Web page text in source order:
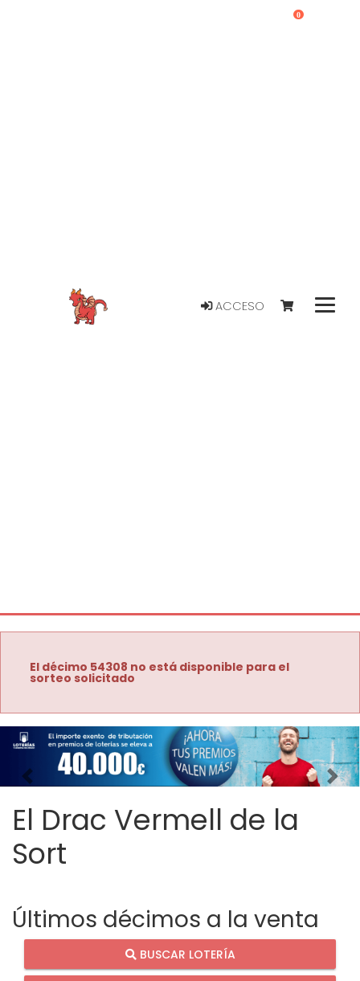
ACCESO
0
El décimo 54308 no está disponible para el
sorteo solicitado
Imagen anterior
El Drac Vermell de la
Sort
Últimos décimos a la venta
BUSCAR LOTERÍA